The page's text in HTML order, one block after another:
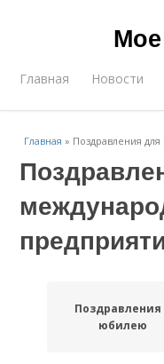
Главная Новости
Главная » Поздравления
Поздравления
юбилею